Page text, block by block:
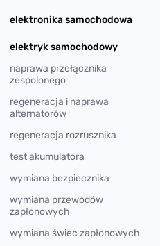
elektronika samochodowa
elektryk samochodowy
naprawa przełącznika
zespolonego
regeneracja i naprawa
alternatorów
regeneracja rozrusznika
test akumulatora
wymiana bezpiecznika
wymiana przewodów
zapłonowych
wymiana świec zapłonowych